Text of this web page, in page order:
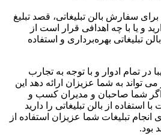
سفارش بالن تبلیغاتی، قصد تبلیغ
و یا با چه اهدافی قرار است از
تبلیغاتی بهره‌برداری و استفاده
تمام ادوار و با توجه به تجارب
تواند به شما عزیزان ارائه دهد این
اگر شما صاحبان و مدیران کسب و
استفاده از بالن تبلیغاتی را دارید
انجام تبلیغات شما عزیزان استفاده از
بود.